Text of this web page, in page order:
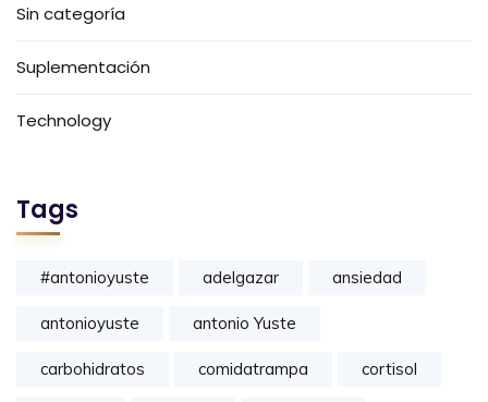
Sin categoría
Suplementación
Technology
Tags
#antonioyuste adelgazar ansiedad
antonioyuste antonio Yuste
carbohidratos comidatrampa cortisol